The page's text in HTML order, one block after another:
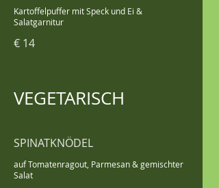
Kartoffelpuffer mit Speck und Ei &
Salatgarnitur
€ 14
VEGETARISCH
SPINATKNÖDEL
auf Tomatenragout, Parmesan & gemischter
Salat